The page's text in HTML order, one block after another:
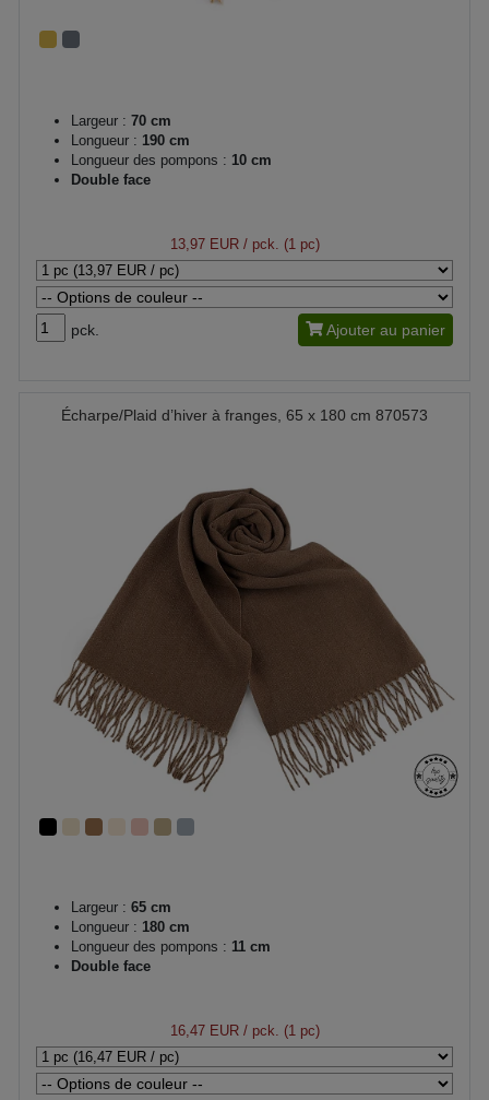
Largeur : 70 cm
Longueur : 190 cm
Longueur des pompons : 10 cm
Double face
13,97 EUR/ pck. (1 pc)
pck. Ajouter au panier
Écharpe/Plaid d’hiver à franges, 65 x 180 cm 870573
Largeur : 65 cm
Longueur : 180 cm
Longueur des pompons : 11 cm
Double face
16,47 EUR/ pck. (1 pc)